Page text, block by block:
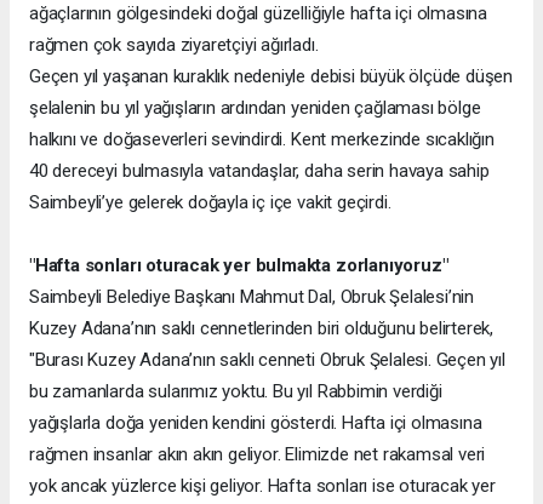
ağaçlarının gölgesindeki doğal güzelliğiyle hafta içi olmasına
rağmen çok sayıda ziyaretçiyi ağırladı.
Geçen yıl yaşanan kuraklık nedeniyle debisi büyük ölçüde düşen
şelalenin bu yıl yağışların ardından yeniden çağlaması bölge
halkını ve doğaseverleri sevindirdi. Kent merkezinde sıcaklığın
40 dereceyi bulmasıyla vatandaşlar, daha serin havaya sahip
Saimbeyli’ye gelerek doğayla iç içe vakit geçirdi.
"Hafta sonları oturacak yer bulmakta zorlanıyoruz"
Saimbeyli Belediye Başkanı Mahmut Dal, Obruk Şelalesi’nin
Kuzey Adana’nın saklı cennetlerinden biri olduğunu belirterek,
"Burası Kuzey Adana’nın saklı cenneti Obruk Şelalesi. Geçen yıl
bu zamanlarda sularımız yoktu. Bu yıl Rabbimin verdiği
yağışlarla doğa yeniden kendini gösterdi. Hafta içi olmasına
rağmen insanlar akın akın geliyor. Elimizde net rakamsal veri
yok ancak yüzlerce kişi geliyor. Hafta sonları ise oturacak yer